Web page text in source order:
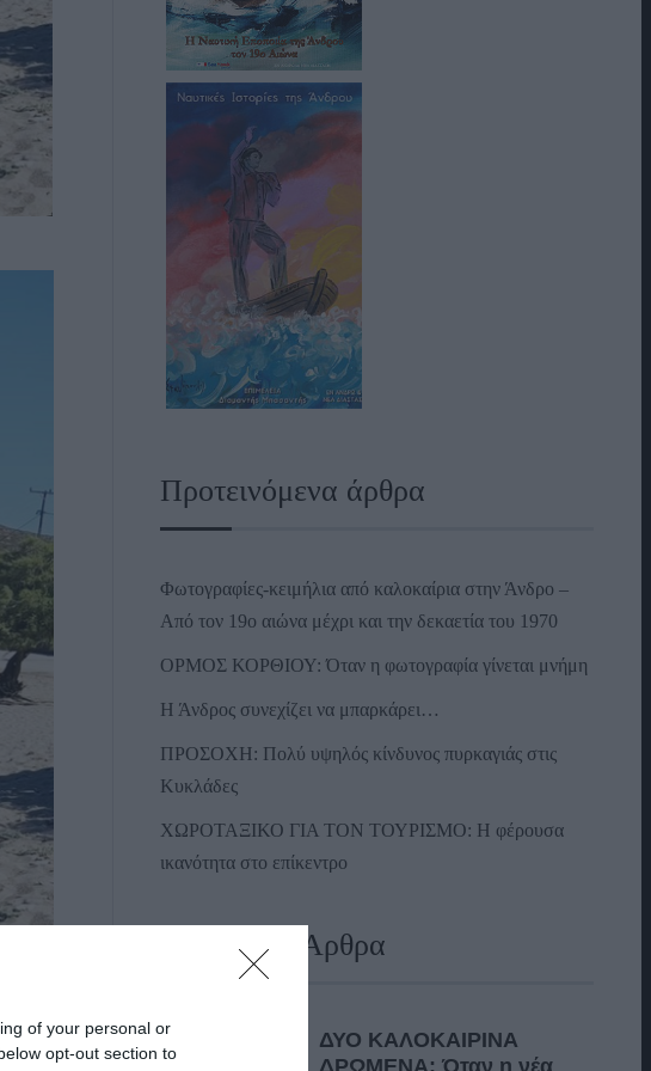
of your personal or
opt-out section to
Προτεινόμενα άρθρα
Φωτογραφίες-κειμήλια από καλοκαίρια στην Άνδρο –
Από τον 19ο αιώνα μέχρι και την δεκαετία του 1970
ΟΡΜΟΣ ΚΟΡΘΙΟΥ: Όταν η φωτογραφία γίνεται μνήμη
Η Άνδρος συνεχίζει να μπαρκάρει…
ΠΡΟΣΟΧΗ: Πολύ υψηλός κίνδυνος πυρκαγιάς στις
Κυκλάδες
ΧΩΡΟΤΑΞΙΚΟ ΓΙΑ ΤΟΝ ΤΟΥΡΙΣΜΟ: Η φέρουσα
ικανότητα στο επίκεντρο
Πρόσφατα Άρθρα
ΔΥΟ ΚΑΛΟΚΑΙΡΙΝΑ